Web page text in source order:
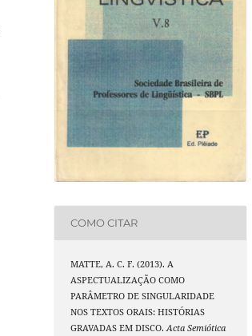
COMO CITAR
MATTE, A. C. F. (2013). A
ASPECTUALIZAÇÃO COMO
PARÂMETRO DE SINGULARIDADE
NOS TEXTOS ORAIS: HISTÓRIAS
GRAVADAS EM DISCO.Acta Semiótica